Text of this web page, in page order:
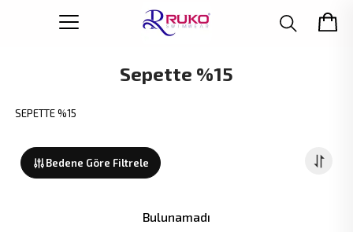
Sepette %15
SEPETTE %15
Bedene Göre Filtrele
Bulunamadı